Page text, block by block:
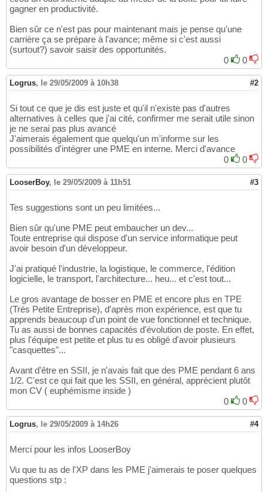
gagner en productivité.
Bien sûr ce n'est pas pour maintenant mais je pense qu'une
carrière ça se prépare à l'avance; même si c'est aussi
(surtout?) savoir saisir des opportunités.
0
0
Logrus, le 29/05/2009 à 10h38 #2
Si tout ce que je dis est juste et qu'il n'existe pas d'autres
alternatives à celles que j'ai cité, confirmer me serait utile sinon
je ne serai pas plus avancé
J'aimerais également que quelqu'un m'informe sur les
possibilités d'intégrer une PME en interne. Merci d'avance
0
0
LooserBoy, le 29/05/2009 à 11h51 #3
Tes suggestions sont un peu limitées...
Bien sûr qu'une PME peut embaucher un dev...
Toute entreprise qui dispose d'un service informatique peut
avoir besoin d'un développeur.
J'ai pratiqué l'industrie, la logistique, le commerce, l'édition
logicielle, le transport, l'architecture... heu... et c'est tout...
Le gros avantage de bosser en PME et encore plus en TPE
(Très Petite Entreprise), d'après mon expérience, est que tu
apprends beaucoup d'un point de vue fonctionnel et technique.
Tu as aussi de bonnes capacités d'évolution de poste. En effet,
plus l'équipe est petite et plus tu es obligé d'avoir plusieurs
"casquettes"...
Avant d'être en SSII, je n'avais fait que des PME pendant 6 ans
1/2. C'est ce qui fait que les SSII, en général, apprécient plutôt
mon CV ( euphémisme inside )
0
0
Logrus, le 29/05/2009 à 14h26 #4
Merci pour les infos LooserBoy
Vu que tu as de l'XP dans les PME j'aimerais te poser quelques
questions stp :